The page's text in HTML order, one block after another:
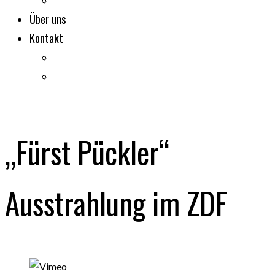
Über uns
Kontakt
„Fürst Pückler“
Ausstrahlung im ZDF